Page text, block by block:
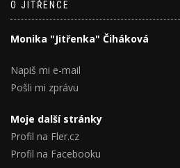
O JITŘENCE
Monika "Jitřenka" Čiháková
Napiš mi e-mail
Pošli mi zprávu
Moje další stránky
Profil na Fler.cz
Profil na Facebooku